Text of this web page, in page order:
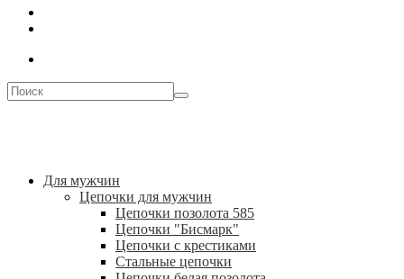
Для мужчин
Цепочки для мужчин
Цепочки позолота 585
Цепочки "Бисмарк"
Цепочки с крестиками
Стальные цепочки